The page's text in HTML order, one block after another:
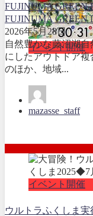
イベント開催
FUJINUMA GREEN
FUJINUMA GREEN
2026年5月28日
自然豊かな藤沼湖
にしたアウトドア
のほか、地域...
mazasse_staff
イベント開催
ウルトラふくしま実